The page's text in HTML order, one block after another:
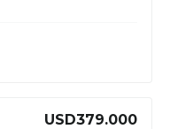
USD379.000